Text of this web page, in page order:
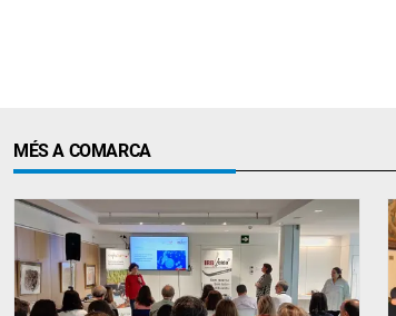
MÉS A COMARCA